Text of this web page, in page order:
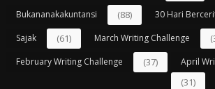
Bukananakakuntansi (88) 30 Hari
Sajak (61) March Writing Challenge
February Writing Challenge (37) April
(31)